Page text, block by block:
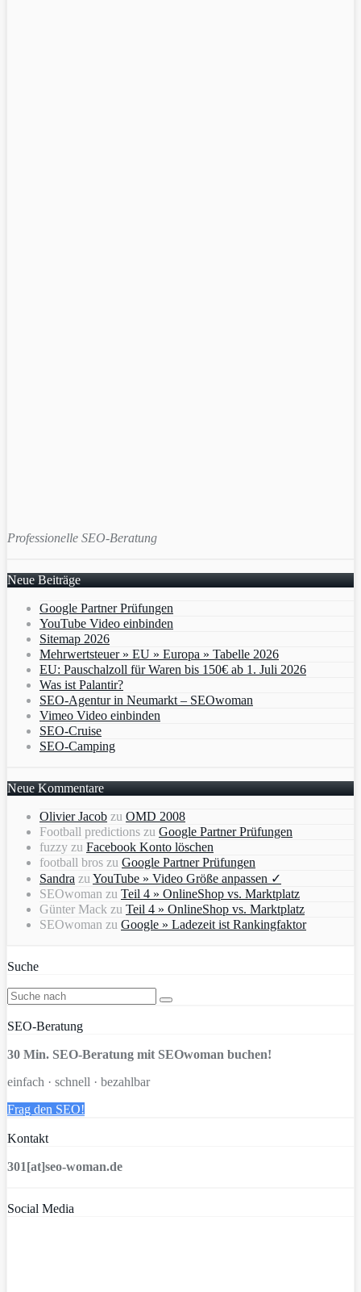
Professionelle SEO-Beratung
Neue Beiträge
Google Partner Prüfungen
YouTube Video einbinden
Sitemap 2026
Mehrwertsteuer » EU » Europa » Tabelle 2026
EU: Pauschalzoll für Waren bis 150€ ab 1. Juli 2026
Was ist Palantir?
SEO-Agentur in Neumarkt – SEOwoman
Vimeo Video einbinden
SEO-Cruise
SEO-Camping
Neue Kommentare
Olivier Jacob zu OMD 2008
Football predictions zu Google Partner Prüfungen
fuzzy zu Facebook Konto löschen
football bros zu Google Partner Prüfungen
Sandra zu YouTube » Video Größe anpassen ✓
SEOwoman zu Teil 4 » OnlineShop vs. Marktplatz
Günter Mack zu Teil 4 » OnlineShop vs. Marktplatz
SEOwoman zu Google » Ladezeit ist Rankingfaktor
Suche
SEO-Beratung
30 Min. SEO-Beratung mit SEOwoman buchen!
einfach · schnell · bezahlbar
Frag den SEO!
Kontakt
301[at]seo-woman.de
Social Media